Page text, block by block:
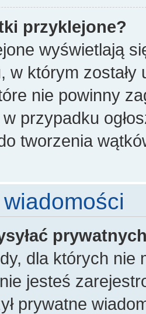
przyklejone?
wyświetlają
w którym
nie powinny
przypadku
tworzenia
dla których nie
jesteś
prywatne